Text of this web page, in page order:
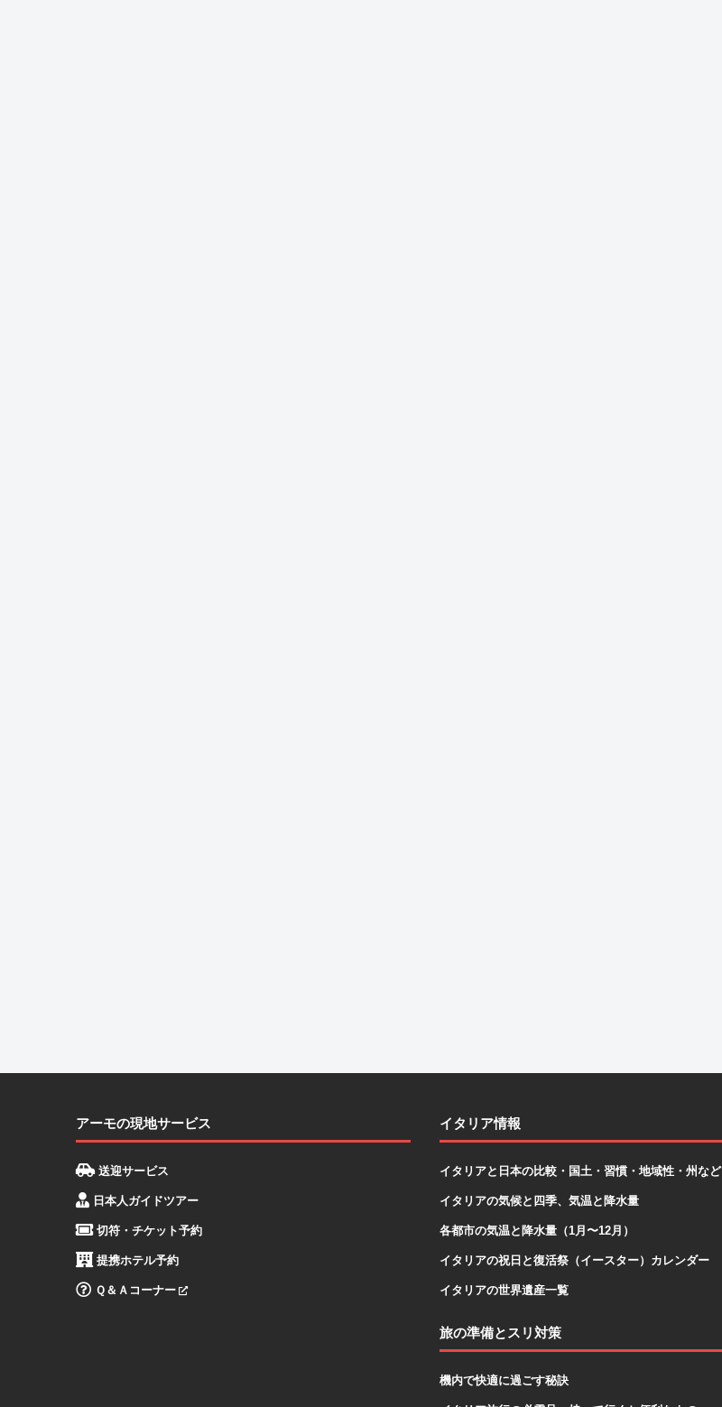
アーモの現地サービス
送迎サービス
日本人ガイドツアー
切符・チケット予約
提携ホテル予約
Ｑ＆Ａコーナー
イタリア情報
イタリアと日本の比較・国土・習慣・地域性・州など
イタリアの気候と四季、気温と降水量
各都市の気温と降水量（1月〜12月）
イタリアの祝日と復活祭（イースター）カレンダー
イタリアの世界遺産一覧
旅の準備とスリ対策
機内で快適に過ごす秘訣